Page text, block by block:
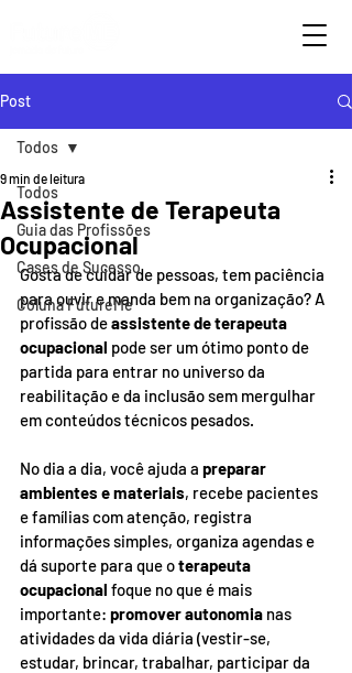
Post
Todos
Guia das Profissões
Cases de Sucesso
Coluna FutureMe
Todos
Assistente de Terapeuta
Ocupacional
9 min de leitura
Gosta de cuidar de pessoas, tem paciência
para ouvir e manda bem na organização? A
profissão de assistente de terapeuta
ocupacional pode ser um ótimo ponto de
partida para entrar no universo da
reabilitação e da inclusão sem mergulhar
em conteúdos técnicos pesados.
No dia a dia, você ajuda a preparar
ambientes e materiais, recebe pacientes
e famílias com atenção, registra
informações simples, organiza agendas e
dá suporte para que o terapeuta
ocupacional foque no que é mais
importante: promover autonomia nas
atividades da vida diária (vestir-se,
estudar, brincar, trabalhar, participar da